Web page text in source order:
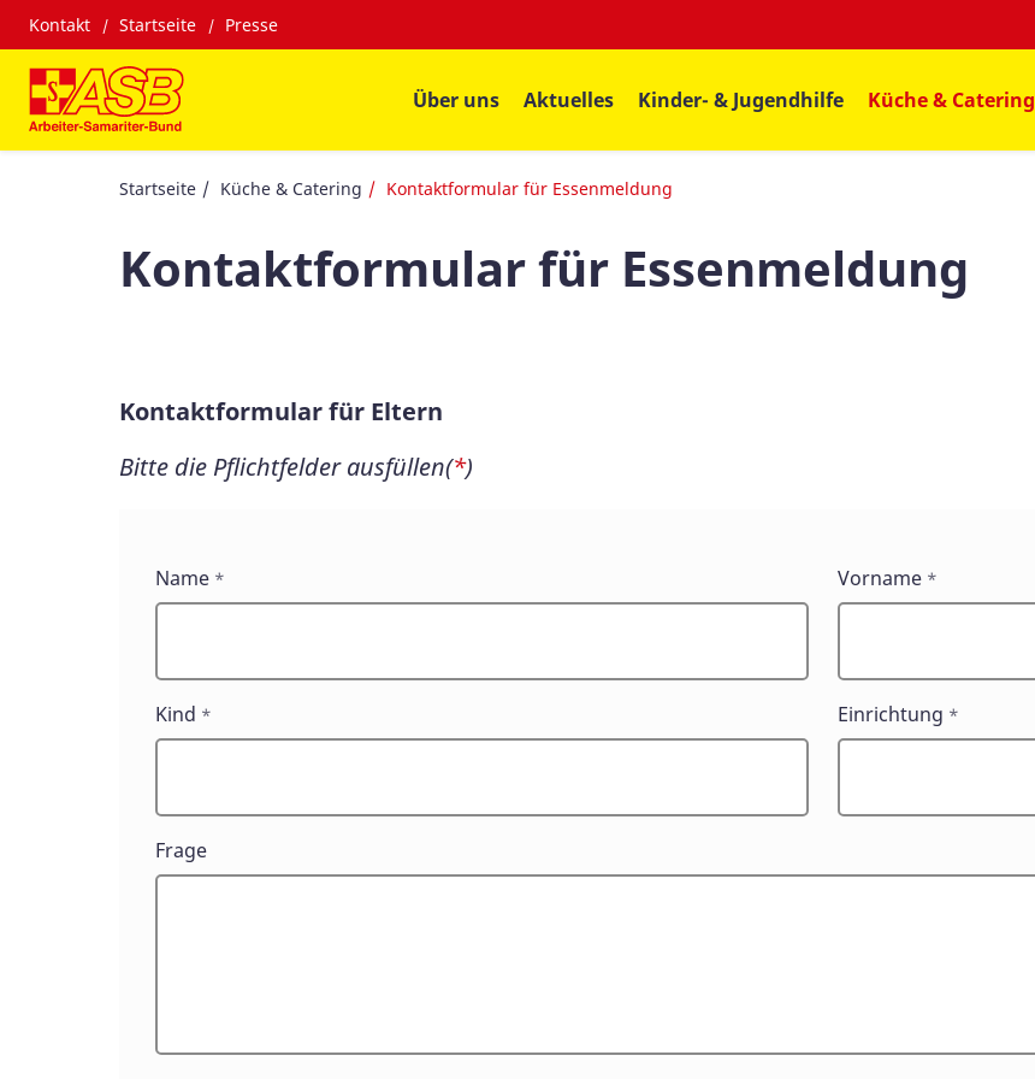
Kontakt Startseite Presse
Über uns Aktuelles Kinder- & Jugendhilfe Küche & Catering
Startseite Küche & Catering Kontaktformular für Essenmeldung
Kontaktformular für Essenmeldung
Kontaktformular für Eltern
Bitte die Pflichtfelder ausfüllen(*)
Kontaktformular
für
Name * Vorname *
Kind * Einrichtung *
Frage